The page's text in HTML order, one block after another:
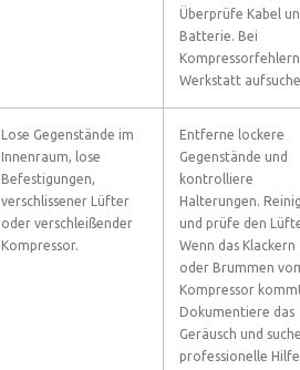
Überprüfe Kabel
Batterie. Bei
Kompressorfehlern
Werkstatt
Lose Gegenstände im
Innenraum, lose
Befestigungen,
verschlissener Lüfter
oder verschleißender
Kompressor.
Entferne lockere
Gegenstände und
kontrolliere
Halterungen.
und prüfe den
Wenn das Klackern
oder Brummen
Kompressor
Dokumentiere das
Geräusch und
professionelle